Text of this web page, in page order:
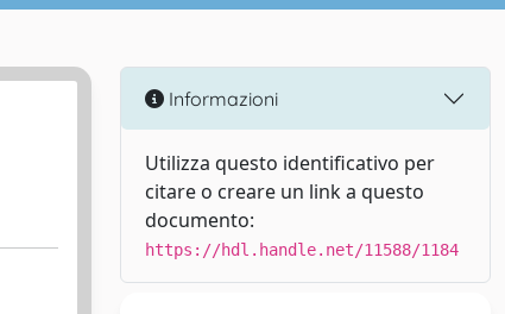
Informazioni
Utilizza questo identificativo per
citare o creare un link a questo
documento:
https://hdl.handle.net/11588/1184